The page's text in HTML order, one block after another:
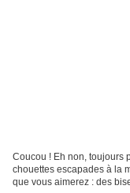
Coucou ! Eh non, toujours
chouettes escapades à la
que vous aimerez : des